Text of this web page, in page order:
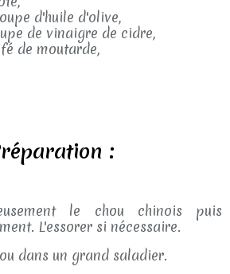
d'huile d'olive,
de vinaigre de cidre,
de moutarde,
:
le chou chinois puis
L'essorer si nécessaire.
dans un grand saladier.